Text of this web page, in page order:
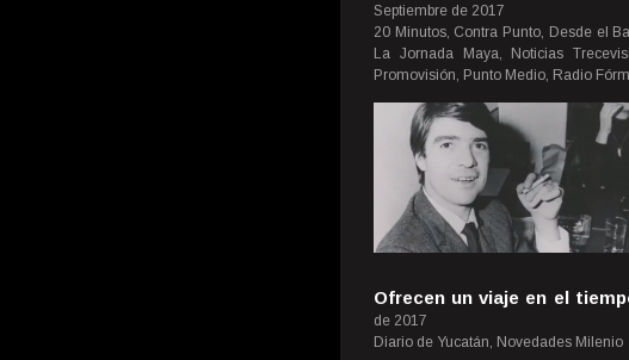
Septiembre de 2017
20 Minutos, Contra Punto, Desde el
La Jornada Maya, Noticias
Promovisión, Punto Medio, Radio
Ofrecen un viaje en el
de 2017
Diario de Yucatán, Novedades Milenio